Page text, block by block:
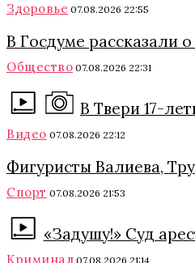
Здоровье 07.08.2026 22:55
В Госдуме рассказали
Общество 07.08.2026 22:31
В Твери 17-
Видео 07.08.2026 22:12
Фигуристы Валиева,
Спорт 07.08.2026 21:53
«Задушу!» Суд
Криминал 07.08.2026 21:14